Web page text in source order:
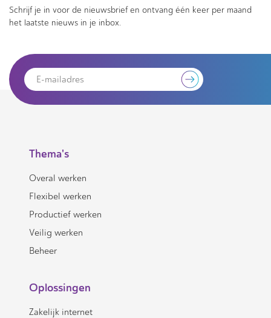
Schrijf je in voor de nieuwsbrief en ontvang één keer per maand
het laatste nieuws in je inbox.
Thema's
Overal werken
Flexibel werken
Productief werken
Veilig werken
Beheer
Oplossingen
Zakelijk internet